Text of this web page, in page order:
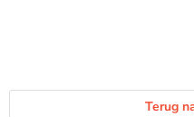
Terug